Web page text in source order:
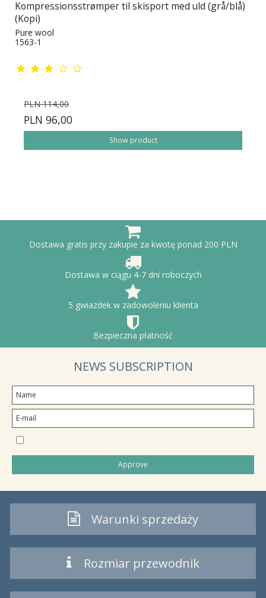
Kompressionsstrømper til skisport med uld (grå/blå)
(Kopi)
Pure wool
1563-1
PLN 114,00
PLN 96,00
Show product
Dostawa gratis przy zakupie za kwotę ponad 200 PLN
Dostawa w ciągu 4-7 dni roboczych
5 gwiazdek w zadowoleniu klienta
Bezpieczna płatność
NEWS SUBSCRIPTION
Approve
Warunki sprzedaży
Rozmiar przewodnik